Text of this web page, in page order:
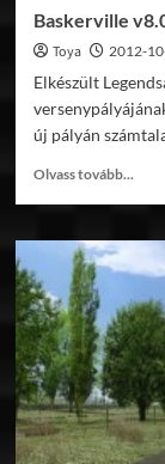
Baskerville
Toya 2012-
Elkészült
új pályán
Olvass tovább...